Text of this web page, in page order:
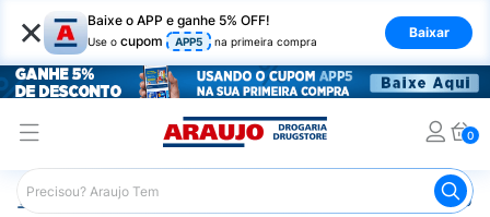
× Baixe o APP e ganhe 5% OFF!
Use o cupom APP5 na primeira compra
Baixar
0
Araujo Pet Shop Ração